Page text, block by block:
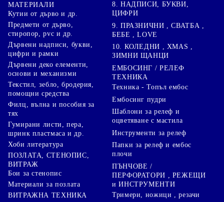
МАТЕРИАЛИ
Кутии от дърво и др.
Предмети от дърво,
стиропор, pvc и др.
Дървени надписи, букви,
цифри и рамки
Дървени деко елементи,
основи и механизми
Текстил, зебло, бродерия,
помощни средства
Филц, вълна и пособия за
тях
Гумирани листи, пера,
шринк пластмаса и др.
Хоби литература
ПОЗЛАТА, СТЕНОПИС,
ВИТРАЖ
Бои за стенопис
Материали за позлата
ВИТРАЖНА ТЕХНИКА
8. НАДПИСИ, БУКВИ,
ЦИФРИ
9. ПРАЗНИЧНИ , СВАТБА ,
БЕБЕ , LOVE
10. КОЛЕДНИ , XMAS ,
ЗИМНИ ЩАНЦИ
ЕМБОСИНГ / РЕЛЕФ
ТЕХНИКА
Техника - Топъл ембос
Ембосинг пудри
Шаблони за релеф и
оцветяване с мастила
Инструменти за релеф
Папки за релеф и ембос
плочи
ПЪНЧОВЕ /
ПЕРФОРАТОРИ , РЕЖЕЩИ
и ИНСТРУМЕНТИ
Тримери, ножици , резачи